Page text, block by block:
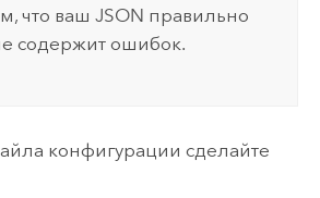
что ваш JSON правильно
содержит ошибок.
конфигурации сделайте